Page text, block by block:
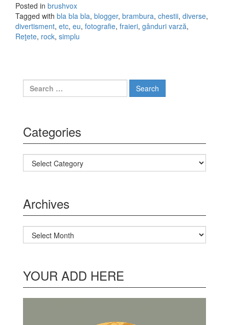
Posted in brushvox
Tagged with bla bla bla, blogger, brambura, chestii, diverse,
divertisment, etc, eu, fotografie, fraieri, gânduri varză,
Reţete, rock, simplu
Search for:
Categories
Categories
Archives
Archives
YOUR ADD HERE